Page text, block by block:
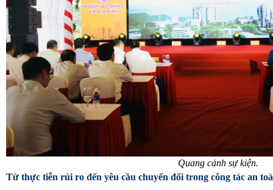
Quang cảnh sự kiện.
Từ thực tiễn rủi ro đến yêu cầu chuyển đổi trong công tác an